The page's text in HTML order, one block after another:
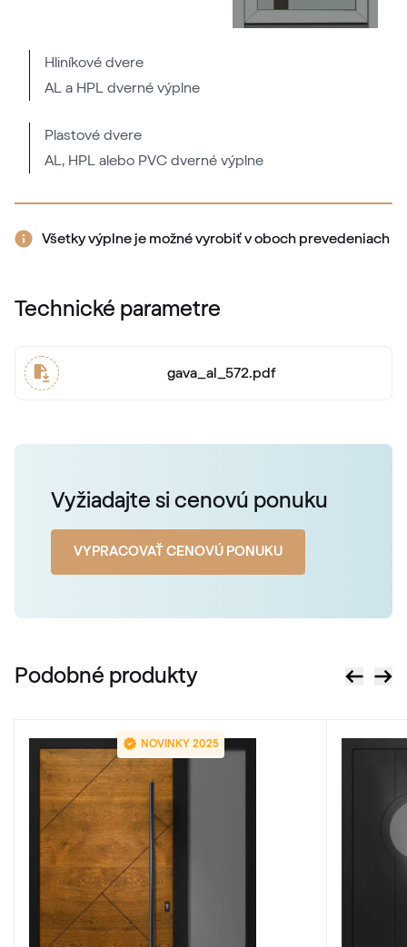
RAL 2000
RAL 2001
RAL 2002
RAL 2004
RAL 2004
RAL 2007
RAL 2008
RAL 2008
RAL 2009
RAL 2009
Hliníkové dvere
AL a HPL dverné výplne
Plastové dvere
AL, HPL alebo PVC dverné výplne
Všetky výplne je možné vyrobiť v oboch prevedeniach
Technické parametre
gava_al_572.pdf
Vyžiadajte si cenovú ponuku
VYPRACOVAŤ CENOVÚ PONUKU
Podobné produkty
NOVINKY 2025